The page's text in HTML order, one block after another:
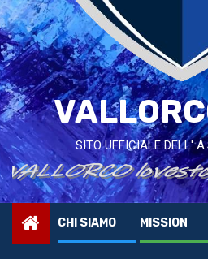
SITO UFFICIALE DELL'
CHI SIAMO MISSION